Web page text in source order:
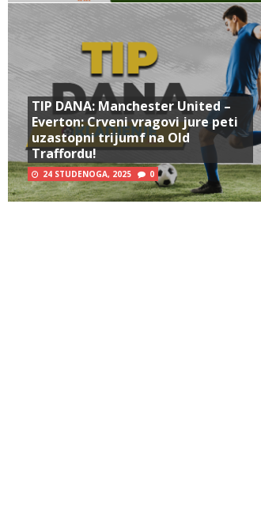
TIP DANA: Manchester United –
Everton: Crveni vragovi jure peti
uzastopni trijumf na Old
Traffordu!
24 STUDENOGA, 2025 0